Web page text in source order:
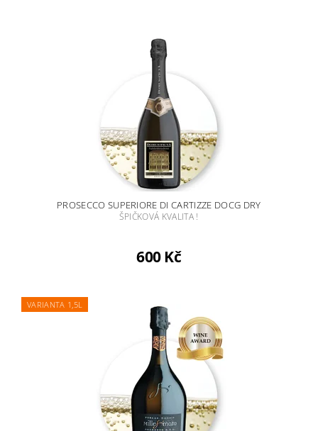
PROSECCO SUPERIORE DI CARTIZZE DOCG DRY
ŠPIČKOVÁ KVALITA !
600 Kč
VARIANTA 1,5L